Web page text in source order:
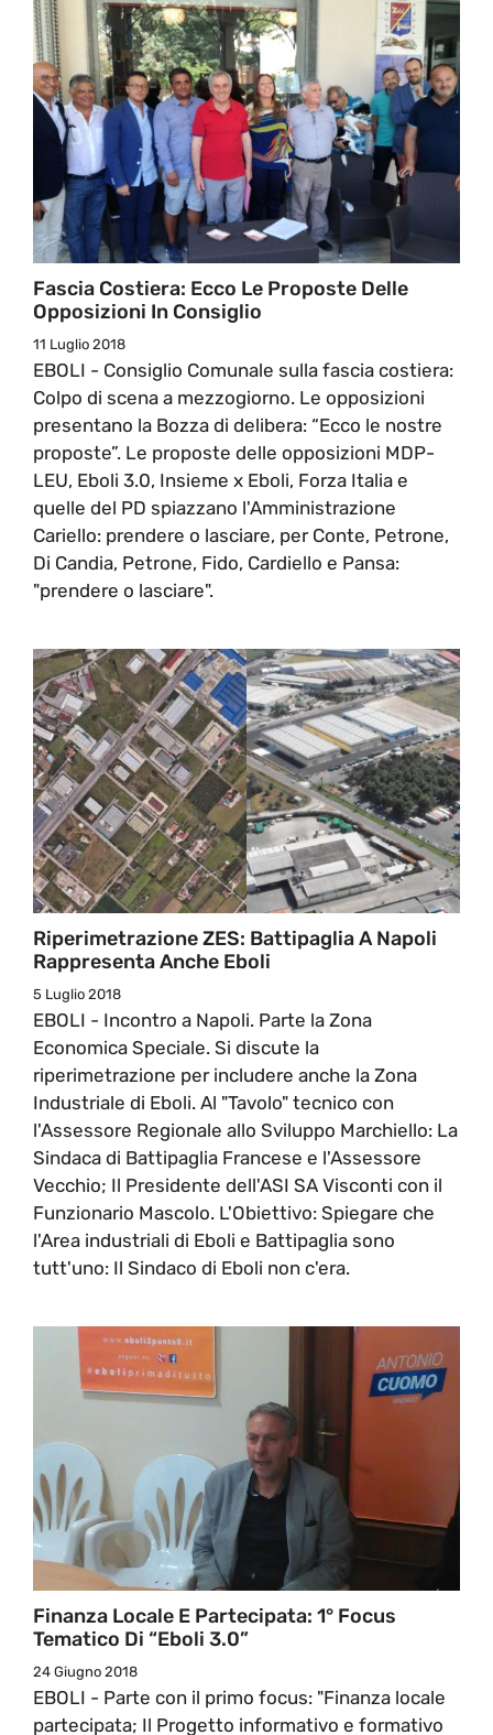
Fascia Costiera: Ecco Le Proposte Delle
Opposizioni In Consiglio
11 Luglio 2018
EBOLI - Consiglio Comunale sulla fascia costiera:
Colpo di scena a mezzogiorno. Le opposizioni
presentano la Bozza di delibera: “Ecco le nostre
proposte”. Le proposte delle opposizioni MDP-
LEU, Eboli 3.0, Insieme x Eboli, Forza Italia e
quelle del PD spiazzano l'Amministrazione
Cariello: prendere o lasciare, per Conte, Petrone,
Di Candia, Petrone, Fido, Cardiello e Pansa:
"prendere o lasciare".
Riperimetrazione ZES: Battipaglia A Napoli
Rappresenta Anche Eboli
5 Luglio 2018
EBOLI - Incontro a Napoli. Parte la Zona
Economica Speciale. Si discute la
riperimetrazione per includere anche la Zona
Industriale di Eboli. Al "Tavolo" tecnico con
l'Assessore Regionale allo Sviluppo Marchiello: La
Sindaca di Battipaglia Francese e l'Assessore
Vecchio; Il Presidente dell'ASI SA Visconti con il
Funzionario Mascolo. L'Obiettivo: Spiegare che
l'Area industriali di Eboli e Battipaglia sono
tutt'uno: Il Sindaco di Eboli non c'era.
Finanza Locale E Partecipata: 1° Focus
Tematico Di “Eboli 3.0”
24 Giugno 2018
EBOLI - Parte con il primo focus: "Finanza locale
partecipata; Il Progetto informativo e formativo